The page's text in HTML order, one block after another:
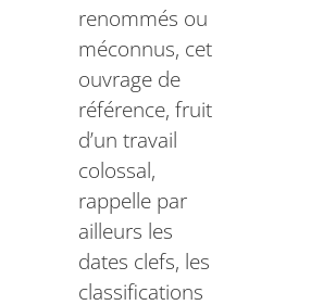
renommés ou
méconnus, cet
ouvrage de
référence, fruit
d’un travail
colossal,
rappelle par
ailleurs les
dates clefs, les
classifications